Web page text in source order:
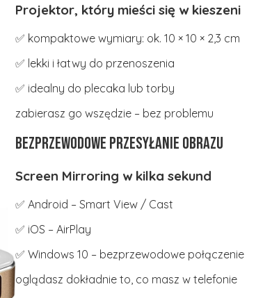
Projektor, który mieści się w kieszeni
✅ kompaktowe wymiary: ok. 10 × 10 × 2,3 cm
✅ lekki i łatwy do przenoszenia
✅ idealny do plecaka lub torby
zabierasz go wszędzie – bez problemu
Bezprzewodowe przesyłanie obrazu
Screen Mirroring w kilka sekund
✅ Android – Smart View / Cast
✅ iOS – AirPlay
✅ Windows 10 – bezprzewodowe połączenie
oglądasz dokładnie to, co masz w telefonie